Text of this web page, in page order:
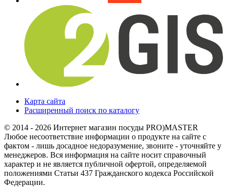
Карта сайта
Расширенный поиск по каталогу
© 2014 - 2026 Интернет магазин посуды PRO)MASTER
Любое несоответствие информации о продукте на сайте с
фактом - лишь досадное недоразумение, звоните - уточняйте у
менеджеров. Вся информация на сайте носит справочный
характер и не является публичной офертой, определяемой
положениями Статьи 437 Гражданского кодекса Российской
Федерации.